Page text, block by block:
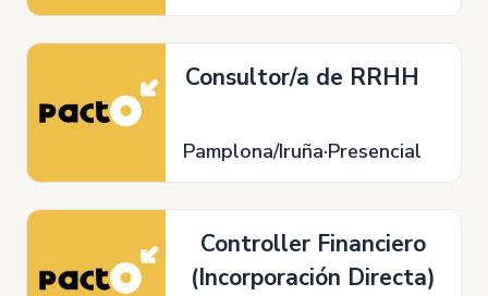
Consultor/a de RRHH
Pamplona/Iruña Presencial
Controller Financiero
(Incorporación Directa)